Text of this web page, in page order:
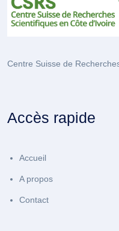
Centre Suisse de
Accès rapide
Accueil
A propos
Contact